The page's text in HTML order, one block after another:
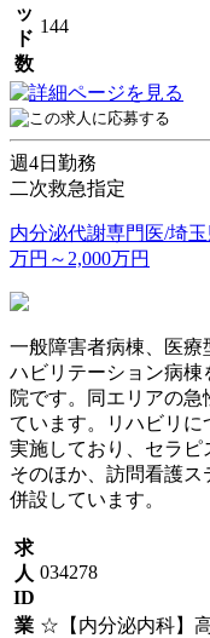
ッ
ド
数
144
週4日勤務
二次救急指定
内分泌代謝専門医/埼
万円～2,000万円
一般障害者病棟、医療
ハビリテーション病
院です。同エリアの
ています。リハビリに
実施しており、セラピ
そのほか、訪問看護
併設しています。
求
人
ID
034278
業 ☆【内分泌内科】